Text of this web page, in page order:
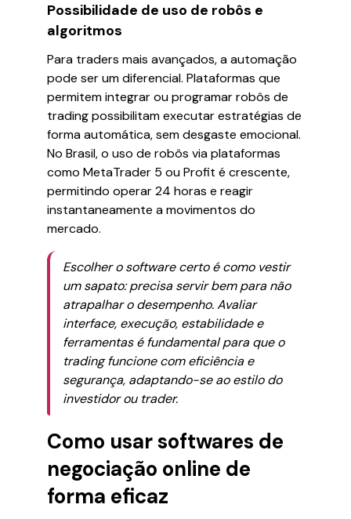
Possibilidade de uso de robôs e
algoritmos
Para traders mais avançados, a automação
pode ser um diferencial. Plataformas que
permitem integrar ou programar robôs de
trading possibilitam executar estratégias de
forma automática, sem desgaste emocional.
No Brasil, o uso de robôs via plataformas
como MetaTrader 5 ou Profit é crescente,
permitindo operar 24 horas e reagir
instantaneamente a movimentos do
mercado.
Escolher o software certo é como vestir
um sapato: precisa servir bem para não
atrapalhar o desempenho. Avaliar
interface, execução, estabilidade e
ferramentas é fundamental para que o
trading funcione com eficiência e
segurança, adaptando-se ao estilo do
investidor ou trader.
Como usar softwares de
negociação online de
forma eficaz